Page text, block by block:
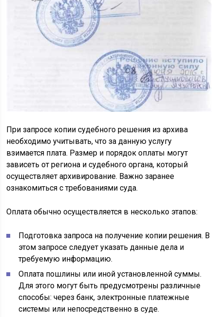
При запросе копии судебного решения из архива
необходимо учитывать, что за данную услугу
взимается плата. Размер и порядок оплаты могут
зависеть от региона и судебного органа, который
осуществляет архивирование. Важно заранее
ознакомиться с требованиями суда.
Оплата обычно осуществляется в несколько этапов:
Подготовка запроса на получение копии решения. В
этом запросе следует указать данные дела и
требуемую информацию.
Оплата пошлины или иной установленной суммы.
Для этого могут быть предусмотрены различные
способы: через банк, электронные платежные
системы или непосредственно в суде.